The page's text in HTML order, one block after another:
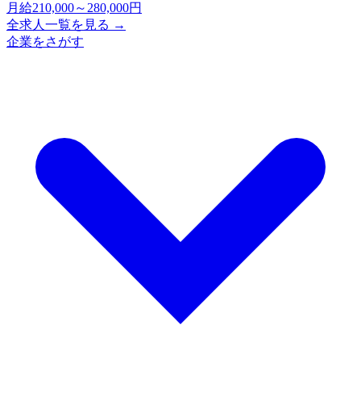
月給210,000～280,000円
全求人一覧を見る →
企業をさがす